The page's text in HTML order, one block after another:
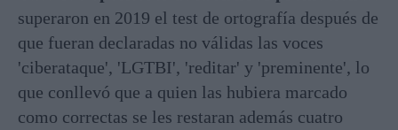
superaron en 2019 el test de ortografía después de
que fueran declaradas no válidas las voces
'ciberataque', 'LGTBI', 'reditar' y 'preminente', lo
que conllevó que a quien las hubiera marcado
como correctas se les restaran además cuatro